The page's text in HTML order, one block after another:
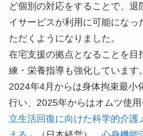
ど個別の対応をすることで、退
イサービスが利用に可能になっ
ただくようになりました。
在宅支援の拠点となることを目
練・栄養指導も強化しています。
2024年4月からは身体拘束最小
行い、2025年からはオムツ使
立生活回復に向けた科学的介護